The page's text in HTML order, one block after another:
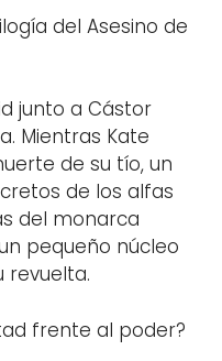
del Asesino de
junto a Cástor
Mientras Kate
de su tío, un
de los alfas
del monarca
pequeño núcleo
revuelta.
frente al poder?